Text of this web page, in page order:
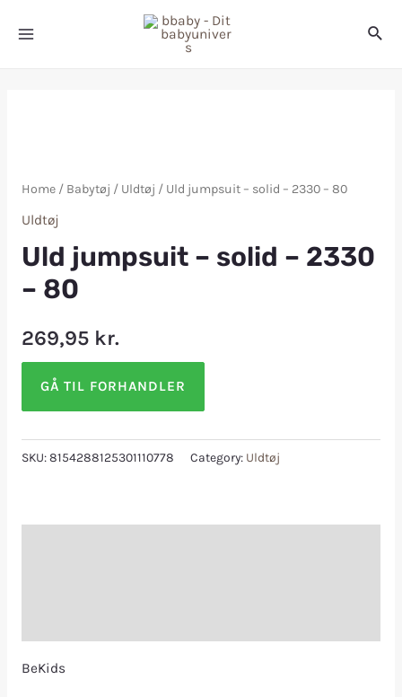
Home/ Babytøj / Uldtøj / Uld jumpsuit – solid – 2330 – 80
Uldtøj
Uld jumpsuit – solid – 2330
– 80
269,95 kr.
GÅ TIL FORHANDLER
SKU:8154288125301110778 Category: Uldtøj
BeKids